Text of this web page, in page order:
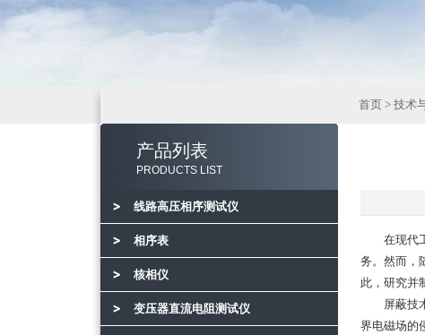
产品列表
PRODUCTS LIST
线路高压相序测试仪
相序表
核相仪
变压器直流电阻测试仪
首页 > 技术
在现代工
务。然而，
此，研究并
屏蔽技术
界电磁场的